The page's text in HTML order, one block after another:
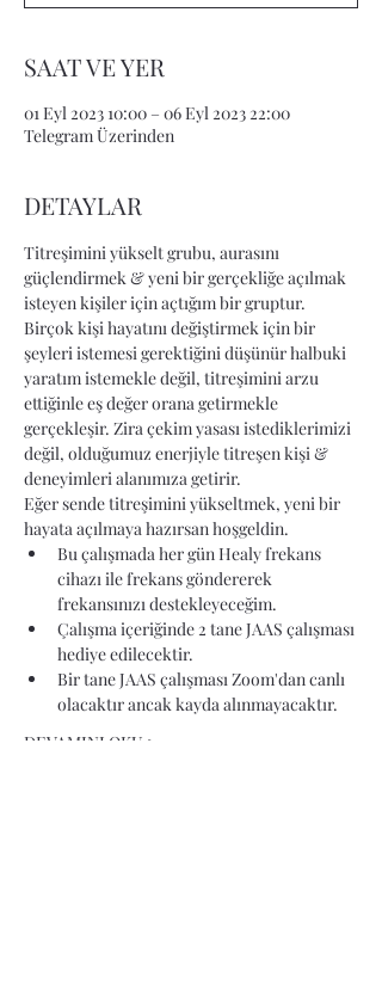
SAAT VE YER
01 Eyl 2023 10:00 – 06 Eyl 2023 22:00
Telegram Üzerinden
DETAYLAR
Titreşimini yükselt grubu, aurasını
güçlendirmek & yeni bir gerçekliğe açılmak
isteyen kişiler için açtığım bir gruptur.
Birçok kişi hayatını değiştirmek için bir
şeyleri istemesi gerektiğini düşünür halbuki
yaratım istemekle değil, titreşimini arzu
ettiğinle eş değer orana getirmekle
gerçekleşir. Zira çekim yasası istediklerimizi
değil, olduğumuz enerjiyle titreşen kişi &
deneyimleri alanımıza getirir.
Eğer sende titreşimini yükseltmek, yeni bir
hayata açılmaya hazırsan hoşgeldin.
Bu çalışmada her gün Healy frekans
cihazı ile frekans göndererek
frekansınızı destekleyeceğim.
Çalışma içeriğinde 2 tane JAAS çalışması
hediye edilecektir.
Bir tane JAAS çalışması Zoom'dan canlı
olacaktır ancak kayda alınmayacaktır.
DEVAMINI OKU >